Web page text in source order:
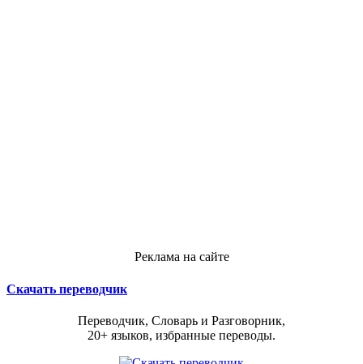
Реклама на сайте
Скачать переводчик
Переводчик, Словарь и Разговорник,
20+ языков, избранные переводы.